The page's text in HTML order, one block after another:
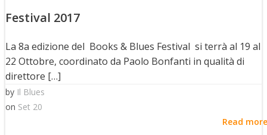
Festival 2017
La 8a edizione del Books & Blues Festival si terrà al 19 al
22 Ottobre, coordinato da Paolo Bonfanti in qualità di
direttore […]
by Il Blues
on Set 20
Read more